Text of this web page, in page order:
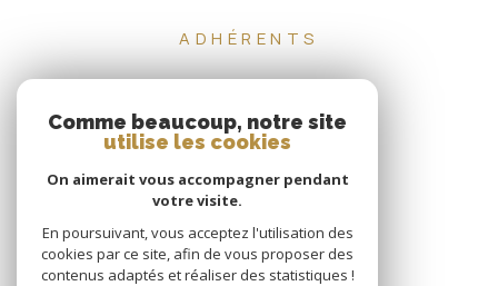
ADHÉRENTS
Comme beaucoup, notre site
utilise les cookies
On aimerait vous accompagner pendant
votre visite.
En poursuivant, vous acceptez l'utilisation des
cookies par ce site, afin de vous proposer des
contenus adaptés et réaliser des statistiques !